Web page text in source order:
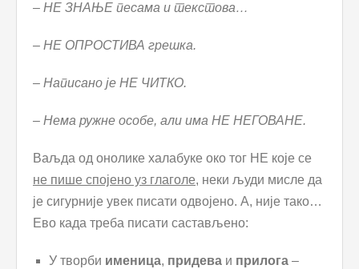
– НЕ ЗНАЊЕ песама и текстова…
– НЕ ОПРОСТИВА грешка.
– Написано је НЕ ЧИТКО.
– Нема ружне особе, али има НЕ НЕГОВАНЕ.
Ваљда од онолике халабуке око тог НЕ које се
не пише спојено уз глаголе, неки људи мисле да
је сигурније увек писати одвојено. А, није тако…
Ево када треба писати састављено:
У творби именица, придева и прилога –